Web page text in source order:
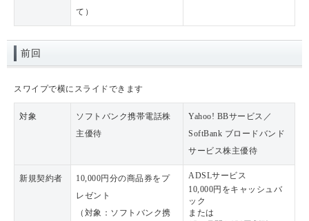
て）
前回
スワイプで横にスライドできます
対象
ソフトバンク携帯電話株
主優待
Yahoo! BBサービス／
SoftBank ブロードバンド
サービス株主優待
新規契約者
10,000円分の商品券をプ
レゼント
（対象：ソフトバンク携
ADSLサービス
10,000円をキャッシュバ
ック
または